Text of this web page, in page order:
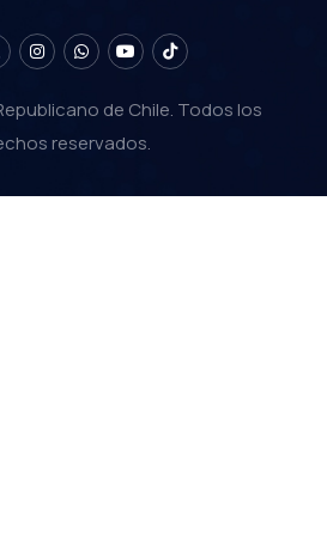
de Chile. Todos los
reservados.